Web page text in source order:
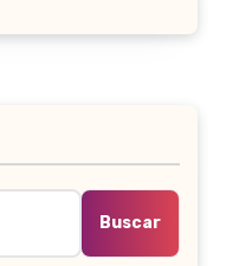
Buscar